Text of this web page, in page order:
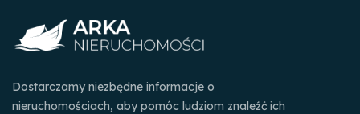
Dostarczamy niezbędne informacje o
nieruchomościach, aby pomóc ludziom znaleźć ich